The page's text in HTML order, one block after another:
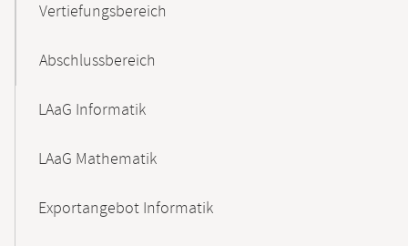
Vertiefungsbereich
Abschlussbereich
LAaG Informatik
LAaG Mathematik
Exportangebot Informatik